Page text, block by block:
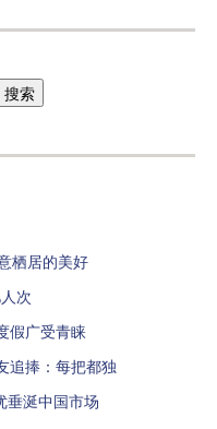
栖居的美好
次
假广受青睐
追捧：每把都独
垂涎中国市场